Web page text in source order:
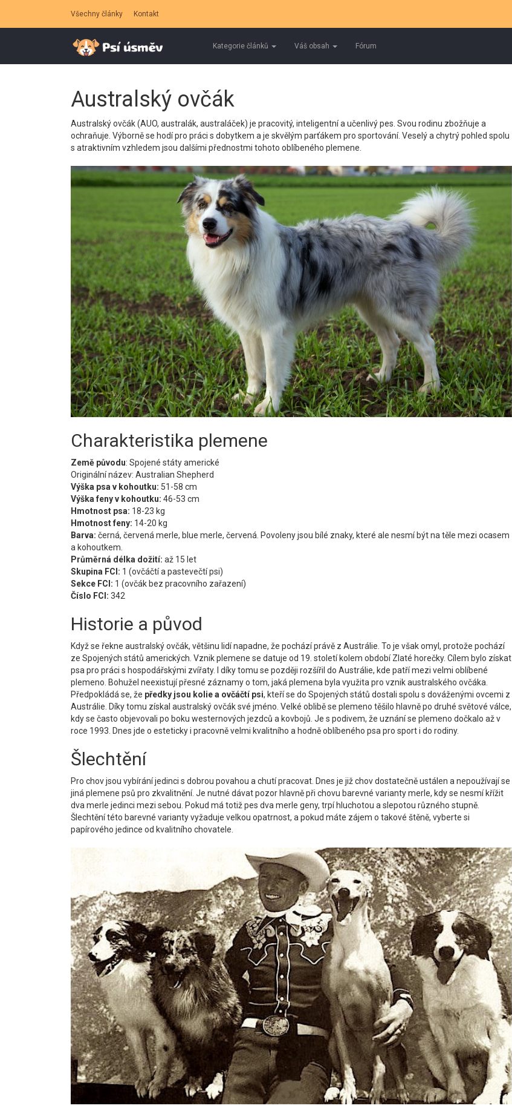
Všechny články Kontakt
Kategorie článků Váš obsah Fórum
Australský ovčák
Australský ovčák (AUO, australák, australáček) je pracovitý, inteligentní a učenlivý pes. Svou rodinu zbožňuje a
ochraňuje. Výborně se hodí pro práci s dobytkem a je skvělým parťákem pro sportování. Veselý a chytrý pohled spolu
s atraktivním vzhledem jsou dalšími přednostmi tohoto oblíbeného plemene.
Charakteristika plemene
Země původu: Spojené státy americké
Originální název: Australian Shepherd
Výška psa v kohoutku: 51-58 cm
Výška feny v kohoutku: 46-53 cm
Hmotnost psa: 18-23 kg
Hmotnost feny: 14-20 kg
Barva: černá, červená merle, blue merle, červená. Povoleny jsou bílé znaky, které ale nesmí být na těle mezi ocasem
a kohoutkem.
Průměrná délka dožití: až 15 let
Skupina FCI: 1 (ovčáčtí a pastevečtí psi)
Sekce FCI: 1 (ovčák bez pracovního zařazení)
Číslo FCI: 342
Historie a původ
Když se řekne australský ovčák, většinu lidí napadne, že pochází právě z Austrálie. To je však omyl, protože pochází
ze Spojených států amerických. Vznik plemene se datuje od 19. století kolem období Zlaté horečky. Cílem bylo získat
psa pro práci s hospodářskými zvířaty. I díky tomu se později rozšířil do Austrálie, kde patří mezi velmi oblíbené
plemeno. Bohužel neexistují přesné záznamy o tom, jaká plemena byla využita pro vznik australského ovčáka.
Předpokládá se, že předky jsou kolie a ovčáčtí psi, kteří se do Spojených států dostali spolu s dováženými ovcemi z
Austrálie. Díky tomu získal australský ovčák své jméno. Velké oblibě se plemeno těšilo hlavně po druhé světové válce,
kdy se často objevovali po boku westernových jezdců a kovbojů. Je s podivem, že uznání se plemeno dočkalo až v
roce 1993. Dnes jde o esteticky i pracovně velmi kvalitního a hodně oblíbeného psa pro sport i do rodiny.
Šlechtění
Pro chov jsou vybírání jedinci s dobrou povahou a chutí pracovat. Dnes je již chov dostatečně ustálen a nepoužívají se
jiná plemene psů pro zkvalitnění. Je nutné dávat pozor hlavně při chovu barevné varianty merle, kdy se nesmí křížit
dva merle jedinci mezi sebou. Pokud má totiž pes dva merle geny, trpí hluchotou a slepotou různého stupně.
Šlechtění této barevné varianty vyžaduje velkou opatrnost, a pokud máte zájem o takové štěně, vyberte si
papírového jedince od kvalitního chovatele.